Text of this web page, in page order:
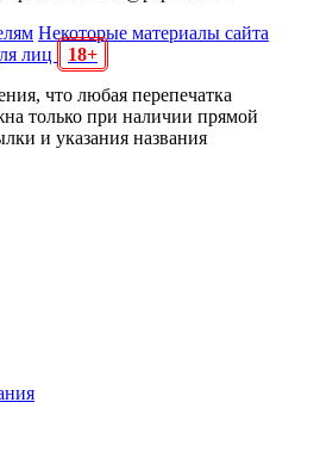
Некоторые материалы сайта
лиц
18+
что любая перепечатка
только при наличии прямой
и указания названия